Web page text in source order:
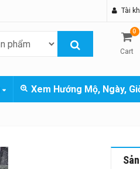
Tài
0
Cart
Xem Hướng Mộ, Ngày,